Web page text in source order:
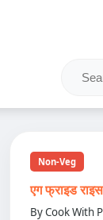
Non-Veg
एग फ्राइड
By Cook With